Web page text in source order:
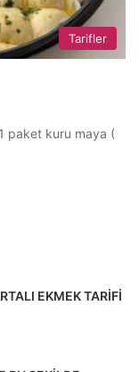
Tarifler
paket kuru maya (
EKMEK TARİFİ